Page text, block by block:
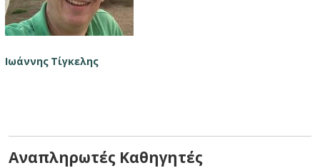
Ιωάννης Τίγκελης
Αναπληρωτές Καθηγητές